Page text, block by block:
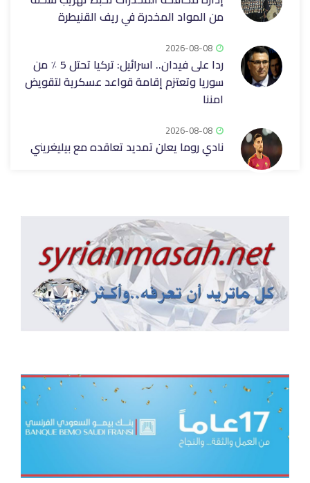
من المواد المخدرة في ريف ‏القنيطرة
2026-08-08
ردا على فيدان.. اسرائيل: تركيا تحتل 5 ٪ من
سوريا وتعتزم إقامة قواعد عسكرية لتقويض
امننا
2026-08-08
نادي روما يعلن تمديد تعاقده مع بيليغريني